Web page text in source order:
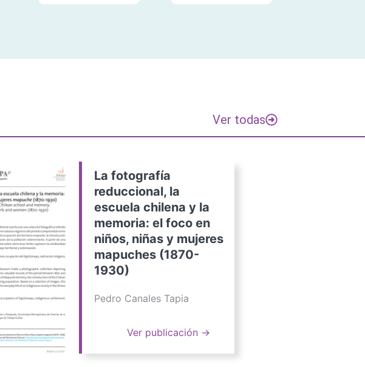
Ver todas
La fotografía
reduccional, la
escuela chilena y la
memoria: el foco en
niños, niñas y mujeres
mapuches (1870-
1930)
Pedro Canales Tapia
Ver publicación →